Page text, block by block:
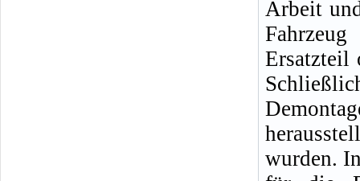
Arbeit
Ersatzteil
wurden.